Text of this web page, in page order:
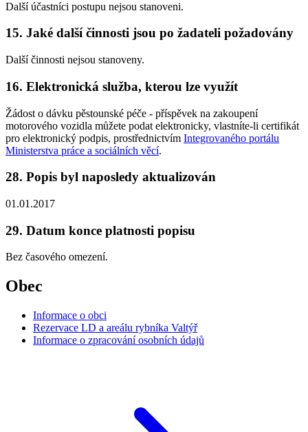
Další účastníci postupu nejsou stanoveni.
15. Jaké další činnosti jsou po žadateli požadovány
Další činnosti nejsou stanoveny.
16. Elektronická služba, kterou lze využít
Žádost o dávku pěstounské péče - příspěvek na zakoupení
motorového vozidla můžete podat elektronicky, vlastníte-li certifikát
pro elektronický podpis, prostřednictvím Integrovaného portálu
Ministerstva práce a sociálních věcí.
28. Popis byl naposledy aktualizován
01.01.2017
29. Datum konce platnosti popisu
Bez časového omezení.
Obec
Informace o obci
Rezervace LD a areálu rybníka Valtýř
Informace o zpracování osobních údajů